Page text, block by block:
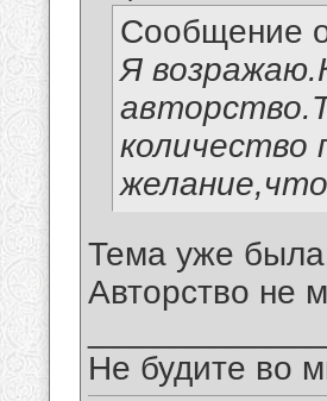
Сообщение
Я
количество
Тема уже
Авторство не
Не будите во